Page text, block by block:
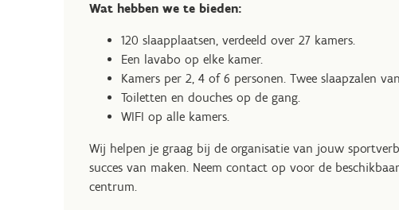
Wat hebben we te bieden:
120 slaapplaatsen, verdeeld over 27 kamers.
Een lavabo op elke kamer.
Kamers per 2, 4 of 6 personen. Twee slaapzalen
Toiletten en douches op de gang.
WIFI op alle kamers.
Wij helpen je graag bij de organisatie van jouw
succes van maken. Neem contact op voor de
centrum.